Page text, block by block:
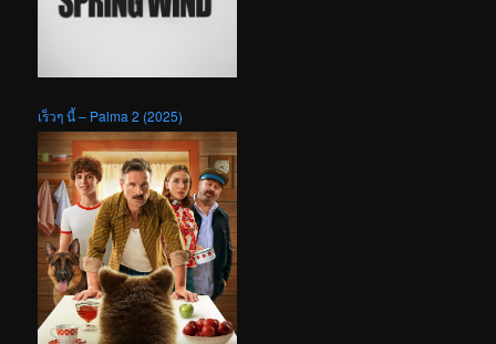
เร็วๆ นี้ – Palma 2 (2025)